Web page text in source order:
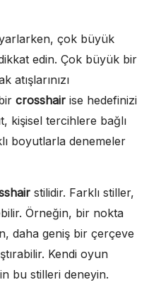
çok büyük
edin. Çok büyük bir
atışlarınızı
crosshair ise hedefinizi
kişisel tercihlere bağlı
boyutlarla denemeler
stilidir. Farklı stiller,
Örneğin, bir nokta
daha geniş bir çerçeve
Kendi oyun
bu stilleri deneyin.